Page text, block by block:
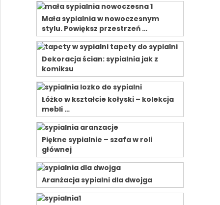
Mała sypialnia w nowoczesnym
stylu. Powiększ przestrzeń …
Dekoracja ścian: sypialnia jak z
komiksu
Łóżko w kształcie kołyski – kolekcja
mebli …
Piękne sypialnie – szafa w roli
głównej
Aranżacja sypialni dla dwojga